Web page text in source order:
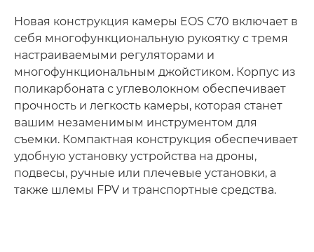
Новая конструкция камеры EOS C70 включает в
себя многофункциональную рукоятку с тремя
настраиваемыми регуляторами и
многофункциональным джойстиком. Корпус из
поликарбоната с углеволокном обеспечивает
прочность и легкость камеры, которая станет
вашим незаменимым инструментом для
съемки. Компактная конструкция обеспечивает
удобную установку устройства на дроны,
подвесы, ручные или плечевые установки, а
также шлемы FPV и транспортные средства.